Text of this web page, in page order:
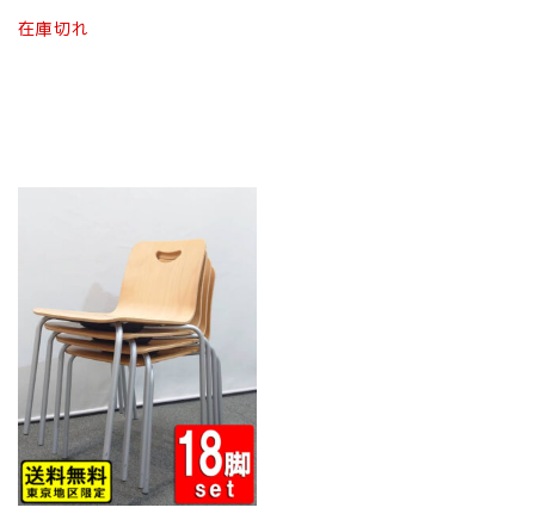
在庫切れ